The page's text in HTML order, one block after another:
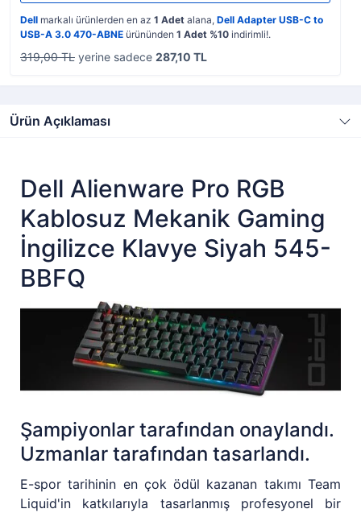
Dell markalı ürünlerden en az 1 Adet alana, Dell Adapter USB-C to
USB-A 3.0 470-ABNE ürününden 1 Adet %10 indirimli!.
319,00 TL yerine sadece 287,10 TL
Ürün Açıklaması
Dell Alienware Pro RGB
Kablosuz Mekanik Gaming
İngilizce Klavye Siyah 545-
BBFQ
Şampiyonlar tarafından onaylandı.
Uzmanlar tarafından tasarlandı.
E-spor tarihinin en çok ödül kazanan takımı Team
Liquid'in katkılarıyla tasarlanmış profesyonel bir